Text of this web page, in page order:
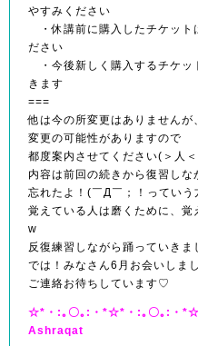
やすみください
・休講前に購入したチケット
ださい
・今後新しく購入するチケッ
きます
===
他は今の所変更はありませんが
変更の可能性がありますので
都度案内させてください(＞人
内容は前回の続きから復習しな
忘れたよ！(￣Д￣；！っていう
覚えている人は磨くために、
w
反復練習しながら踊っていき
では！みなさん6月お会いしま
ご連絡お待ちしています♡
☆*・:｡〇｡:・*☆*・:｡〇｡:・
Ashraqat